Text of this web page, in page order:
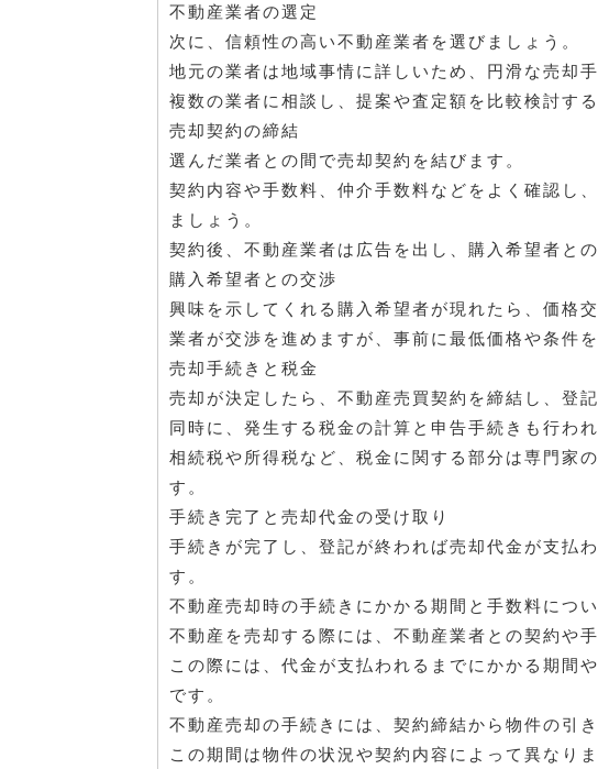
不動産業者の選定
次に、信頼性の高い不動産業者を選びましょう。
地元の業者は地域事情に詳しいため、円滑な売却
複数の業者に相談し、提案や査定額を比較検討す
売却契約の締結
選んだ業者との間で売却契約を結びます。
契約内容や手数料、仲介手数料などをよく確認し
ましょう。
契約後、不動産業者は広告を出し、購入希望者と
購入希望者との交渉
興味を示してくれる購入希望者が現れたら、価格交
業者が交渉を進めますが、事前に最低価格や条件
売却手続きと税金
売却が決定したら、不動産売買契約を締結し、登
同時に、発生する税金の計算と申告手続きも行われ
相続税や所得税など、税金に関する部分は専門家
す。
手続き完了と売却代金の受け取り
手続きが完了し、登記が終われば売却代金が支払
す。
不動産売却時の手続きにかかる期間と手数料につ
不動産を売却する際には、不動産業者との契約や
この際には、代金が支払われるまでにかかる期間
です。
不動産売却の手続きには、契約締結から物件の引
この期間は物件の状況や契約内容によって異なり